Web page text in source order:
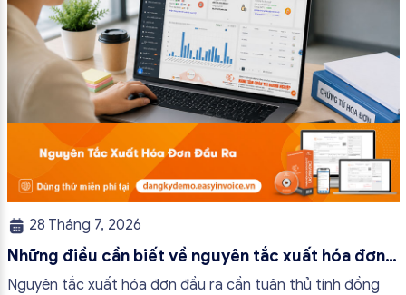
28 Tháng 7, 2026
Những điều cần biết về nguyên tắc xuất hóa đơn
đầu ra
Nguyên tắc xuất hóa đơn đầu ra cần tuân thủ tính đồng